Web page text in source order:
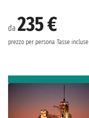
da 235 €
prezzo per persona Tasse incluse